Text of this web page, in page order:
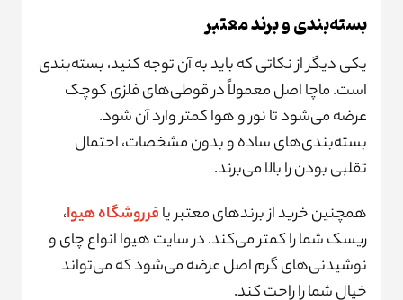
بسته‌بندی و برند معتبر
یکی دیگر از نکاتی که باید به آن توجه کنید، بسته‌بندی
است. ماچا اصل معمولاً در قوطی‌های فلزی کوچک
عرضه می‌شود تا نور و هوا کمتر وارد آن شود.
بسته‌بندی‌های ساده و بدون مشخصات، احتمال
تقلبی بودن را بالا می‌برند.
همچنین خرید از برندهای معتبر یافرروشگاه هیوا،
ریسک شما را کمتر می‌کند. در سایت هیوا انواع چای و
نوشیدنی‌های گرم اصل عرضه می‌شود که می‌تواند
خیال شما را راحت کند.